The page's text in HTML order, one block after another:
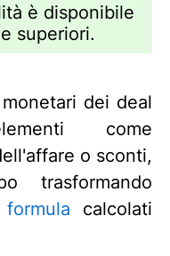
è disponibile
superiori.
dei deal
come
o sconti,
trasformando
calcolati